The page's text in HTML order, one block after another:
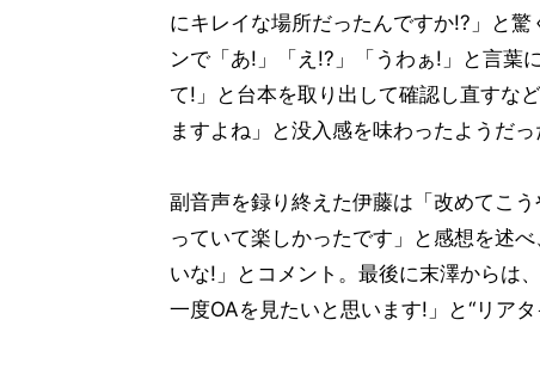
にキレイな場所だったんですか!?」と
ンで「あ!」「え!?」「うわぁ!」と言
て!」と台本を取り出して確認し直すな
ますよね」と没入感を味わったようだっ
副音声を録り終えた伊藤は「改めてこ
っていて楽しかったです」と感想を述
いな!」とコメント。最後に末澤からは
一度OAを見たいと思います!」と“リアタ